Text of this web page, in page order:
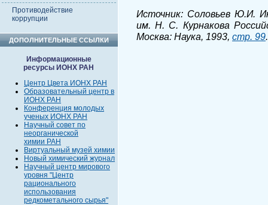
Противодействие
коррупции
ДОПОЛНИТЕЛЬНЫЕ ССЫЛКИ
Информационные
ресурсы ИОНХ РАН
Центр Цвета ИОНХ РАН
Образовательный центр в
ИОНХ РАН
Конференция молодых
ученых ИОНХ РАН
Научный совет по
неорганической
химии РАН
Виртуальный музей химии
Новый химический журнал
Научный центр мирового
уровня "Центр
рационального
использования
редкометального сырья"
Источник: Соловьев Ю.И.
им. Н. С. Курнакова
Москва: Наука, 1993, стр. 99.